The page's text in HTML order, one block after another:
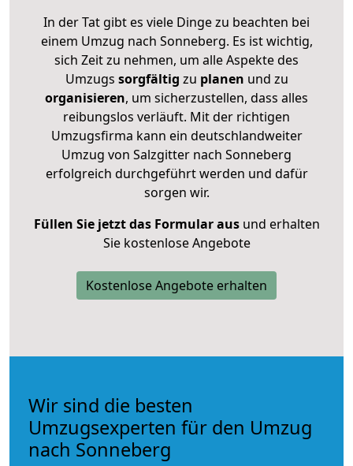
In der Tat gibt es viele Dinge zu beachten bei
einem Umzug nach Sonneberg. Es ist wichtig,
sich Zeit zu nehmen, um alle Aspekte des
Umzugs sorgfältig zu planen und zu
organisieren, um sicherzustellen, dass alles
reibungslos verläuft. Mit der richtigen
Umzugsfirma kann ein deutschlandweiter
Umzug von Salzgitter nach Sonneberg
erfolgreich durchgeführt werden und dafür
sorgen wir.
Füllen Sie jetzt das Formular ausund erhalten
Sie kostenlose Angebote
Kostenlose Angebote erhalten
Wir sind die besten
Umzugsexperten für den Umzug
nach Sonneberg